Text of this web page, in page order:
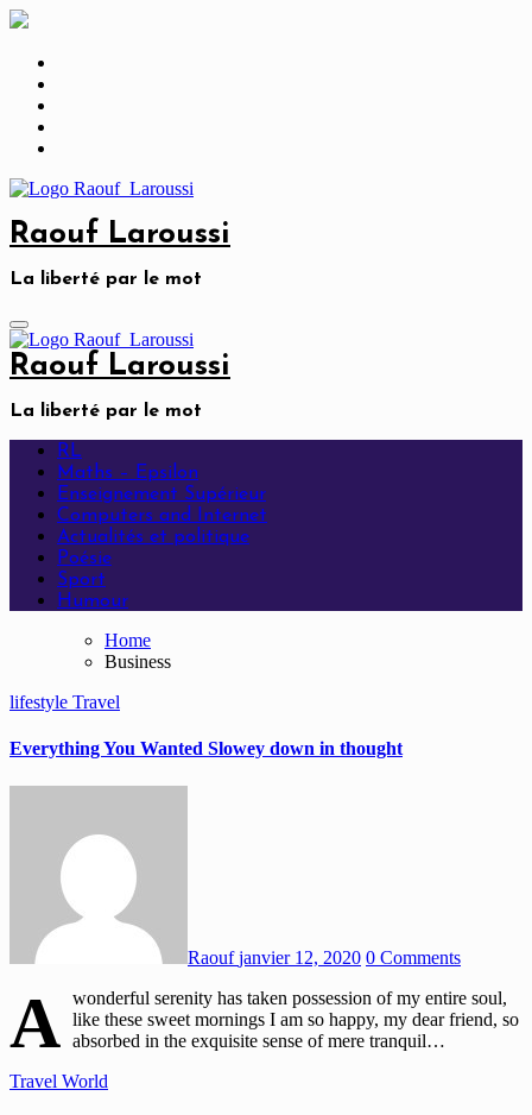
Skip
content
Raouf Laroussi
La liberté par le mot
Raouf Laroussi
La liberté par le mot
RL
Maths – Epsilon
Enseignement Supérieur
Computers and Internet
Actualités et politique
Poésie
Sport
Humour
Home
Business
lifestyle Travel
Everything You Wanted Slowey down in thought
Raoufjanvier 12, 2020 0 Comments
A wonderful serenity has taken possession of my entire soul,
like these sweet mornings I am so happy, my dear friend, so
absorbed in the exquisite sense of mere tranquil…
Travel World